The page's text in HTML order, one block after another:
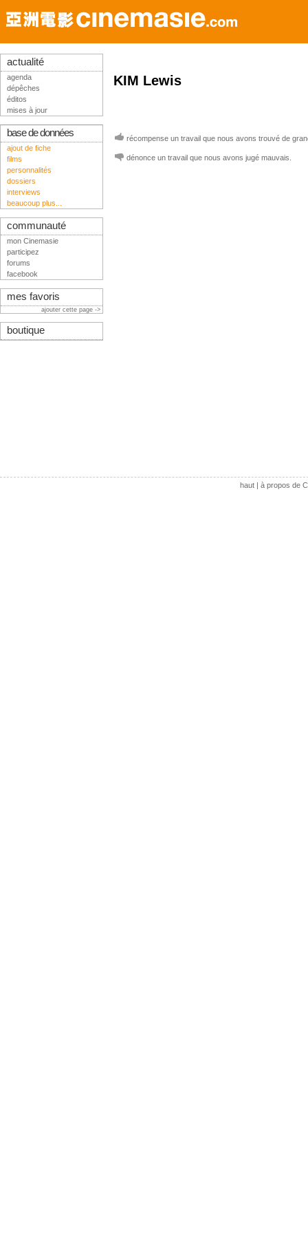
KIM Lewis
récompense un travail que nous avons trouvé de
dénonce un travail que nous avons jugé mauvais.
actualité
agenda
dépêches
éditos
mises à jour
base de données
ajout de fiche
films
personnalités
dossiers
interviews
beaucoup plus...
communauté
mon Cinemasie
participez
forums
facebook
mes favoris
ajouter cette page ->
boutique
haut| à propos de